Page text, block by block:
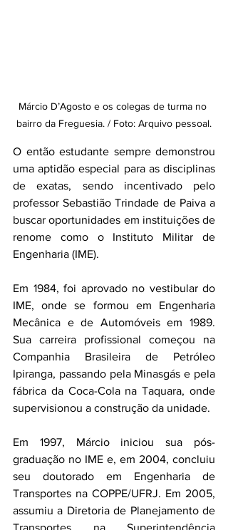
Márcio D’Agosto e os colegas de turma no
bairro da Freguesia. / Foto: Arquivo pessoal.
O então estudante sempre demonstrou
uma aptidão especial para as disciplinas
de exatas, sendo incentivado pelo
professor Sebastião Trindade de Paiva a
buscar oportunidades em instituições de
renome como o Instituto Militar de
Engenharia (IME).
Em 1984, foi aprovado no vestibular do
IME, onde se formou em Engenharia
Mecânica e de Automóveis em 1989.
Sua carreira profissional começou na
Companhia Brasileira de Petróleo
Ipiranga, passando pela Minasgás e pela
fábrica da Coca-Cola na Taquara, onde
supervisionou a construção da unidade.
Em 1997, Márcio iniciou sua pós-
graduação no IME e, em 2004, concluiu
seu doutorado em Engenharia de
Transportes na COPPE/UFRJ. Em 2005,
assumiu a Diretoria de Planejamento de